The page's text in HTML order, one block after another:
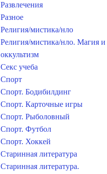
Развлечения
Разное
Религия/мистика/нло
Религия/мистика/нло. Магия и
оккультизм
Секс учеба
Спорт
Спорт. Бодибилдинг
Спорт. Карточные игры
Спорт. Рыболовный
Спорт. Футбол
Спорт. Хоккей
Старинная литература
Старинная литература.